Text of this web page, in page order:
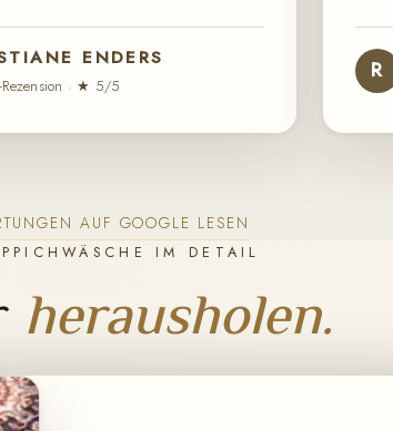
ENDERS
Rezension · ★ 5/5
R
AUF GOOGLE LESEN
IM DETAIL
herausholen.